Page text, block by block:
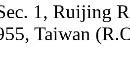
1, Ruijing
Taiwan